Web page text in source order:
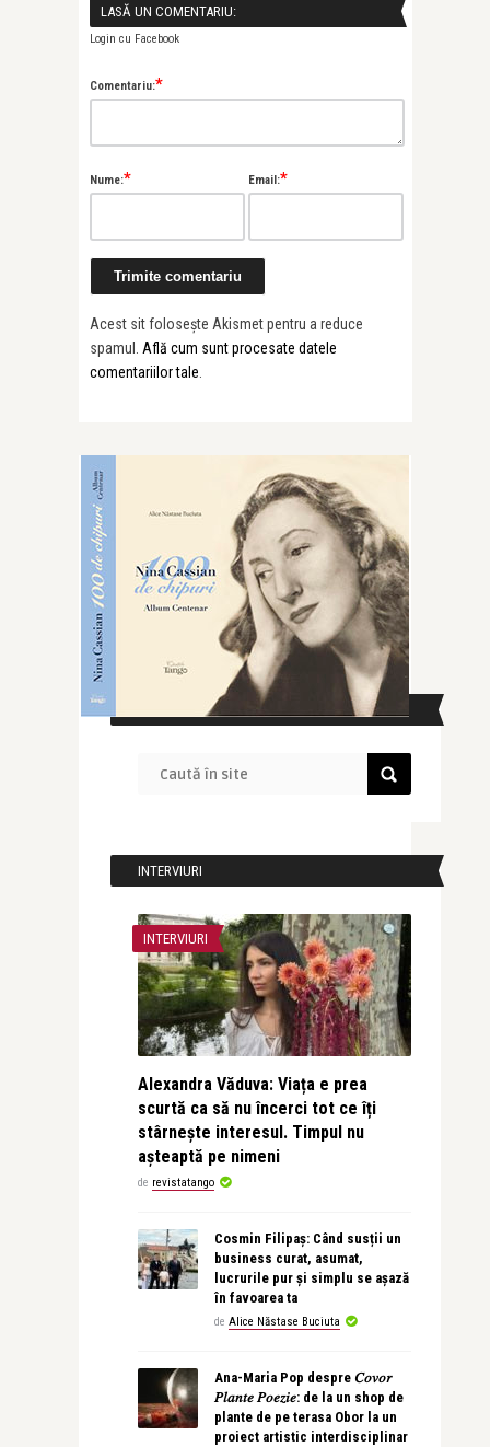
LASĂ UN COMENTARIU:
Login cu Facebook
Comentariu:*
Nume:* Email:*
Acest sit folosește Akismet pentru a reduce
spamul. Află cum sunt procesate datele
comentariilor tale.
CAUTĂ ÎN SITE
INTERVIURI
INTERVIURI
Alexandra Văduva: Viața e prea
scurtă ca să nu încerci tot ce îți
stârnește interesul. Timpul nu
așteaptă pe nimeni
de revistatango
Cosmin Filipaș: Când susții un
business curat, asumat,
lucrurile pur și simplu se așază
în favoarea ta
de Alice Năstase Buciuta
Ana-Maria Pop despre 𝐶𝑜𝑣𝑜𝑟
𝑃𝑙𝑎𝑛𝑡𝑒 𝑃𝑜𝑒𝑧𝑖𝑒: de la un shop de
plante de pe terasa Obor la un
proiect artistic interdisciplinar